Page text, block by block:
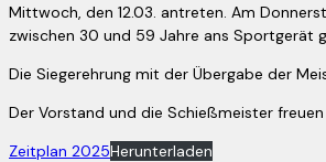
Mittwoch, den 12.03. antreten. Am
zwischen 30 und 59 Jahre ans Sportgerät
Die Siegerehrung mit der Übergabe der
Der Vorstand und die Schießmeister freuen
Zeitplan 2025Herunterladen